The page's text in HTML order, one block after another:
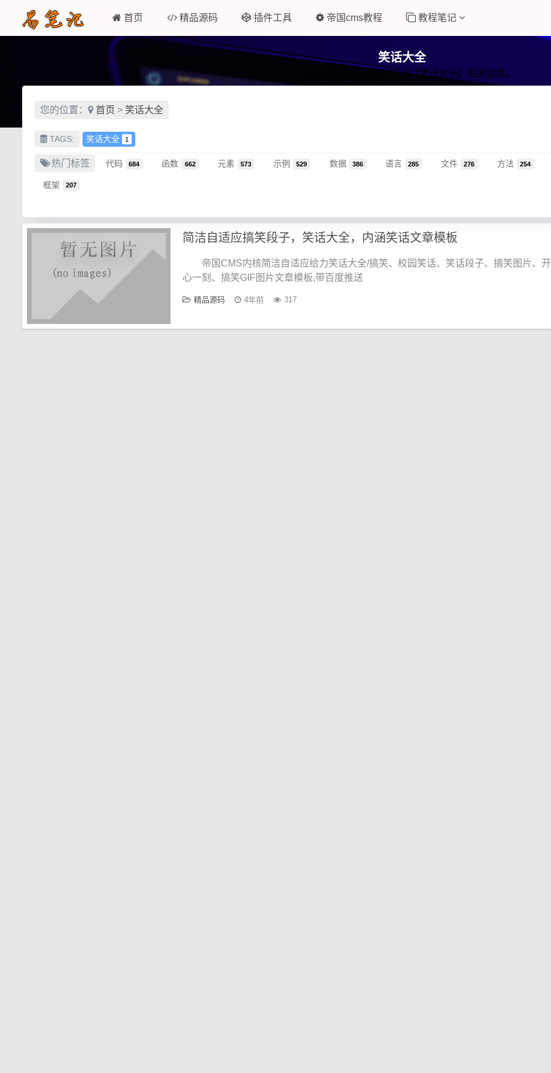
首页 精品源码 插件工具 帝国cms教程 教程笔记
笑话大全
以下是易笔记为您找到的1个【笑话大全】相关信息。
您的位置： 首页 > 笑话大全
TAGS: 笑话大全 1
热门标签 代码 684 函数 662 元素 573 示例 529 数据 386 语言 285 文件 276 方法 254
框架 207
简洁自适应搞笑段子，笑话大全，内涵笑话文章模板
帝国CMS内核简洁自适应给力笑话大全/搞笑、校园笑话、笑话段子、搞笑图片、开
心一刻、搞笑GIF图片文章模板,带百度推送
精品源码 4年前 317